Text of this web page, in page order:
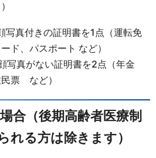
写真付きの証明書を1点（運転免
ド、パスポート など）
写真がない証明書を2点（年金
票 など）
合（後期高齢者医療制
れる方は除きます）